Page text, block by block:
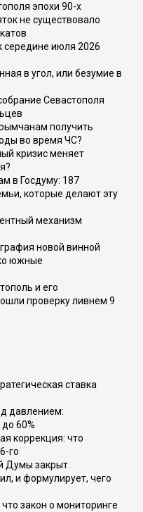
эпохи 90-х
не существовало
середине июля 2026
в угол, или безумие в
Севастополя
получить
во время ЧС?
кризис меняет
в Госдуму: 187
которые делают эту
механизм
новой винной
южные
и его
проверку ливнем 9
ставка
давлением:
60%
коррекция: что
го
Думы закрыт.
и формулирует, чего
закон о мониторинге